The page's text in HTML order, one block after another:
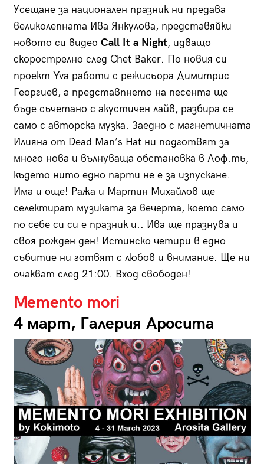
Усещане за национален празник ни предава
великолепната Ива Янкулова, представяйки
новото си видео Call It a Night, идващо
скорострелно след Chet Baker. По новия си
проект Yva работи с режисьора Димитрис
Георгиев, а представпнето на песента ще
бъде съчетано с акустичен лайв, разбира се
само с авторска музка. Заедно с магнетичната
Илияна от Dead Мan’s Hat ни подготвят за
много нова и вълнуваща обстановка в Лоф.ть,
където нито едно парти не е за изпускане.
Има и още! Ража и Мартин Михайлов ще
селектират музиката за вечерта, което само
по себе си си е празник и.. Ива ще празнува и
своя рожден ден! Истинско четири в едно
събитие ни готвят с любов и внимание. Ще ни
очакват след 21:00. Вход свободен!
Memento mori
4 март, Галерия Аросита